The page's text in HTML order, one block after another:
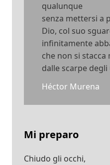
qualunque
senza mettersi a
Dio, col suo
infinitamente
che non si stacca
dalle scarpe
Héctor Murena
Mi preparo
Chiudo gli occhi,